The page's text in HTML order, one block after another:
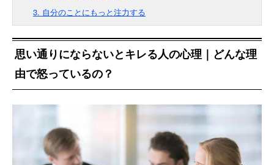
3. 自分のことにもっと注力する
思い通りにならないとキレる人の心理｜どんな理
由で怒っているの？